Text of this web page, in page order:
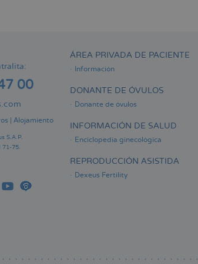
00
| Alojamiento
S.A.P.
71-75.
ÁREA PRIVADA DE PACIENTE
Información
DONANTE DE ÓVULOS
Donante de óvulos
INFORMACIÓN DE SALUD
Enciclopedia ginecológica
REPRODUCCIÓN ASISTIDA
Dexeus Fertility